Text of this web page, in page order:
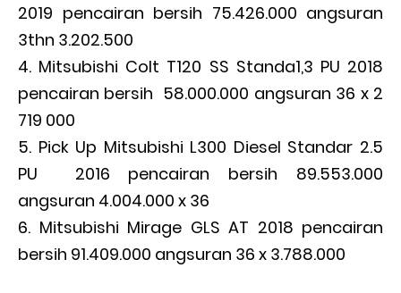
2019 pencairan bersih 75.426.000 angsuran
3thn 3.202.500
Mitsubishi Colt T120 SS Standa1,3 PU 2018
pencairan bersih 58.000.000 angsuran 36 x 2
719 000
Pick Up Mitsubishi L300 Diesel Standar 2.5
PU 2016 pencairan bersih 89.553.000
angsuran 4.004.000 x 36
Mitsubishi Mirage GLS AT 2018 pencairan
bersih 91.409.000 angsuran 36 x 3.788.000